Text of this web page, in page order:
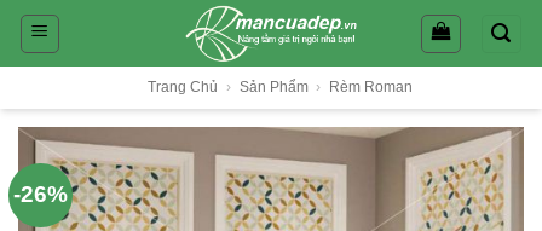
Skip
Trang Chủ › Sản Phẩm › Rèm Roman
-26%